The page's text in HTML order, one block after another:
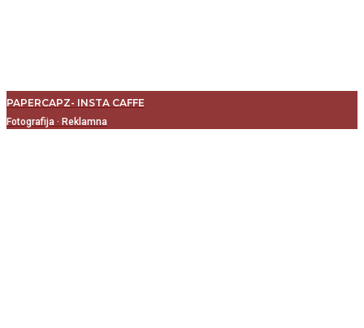
PAPERCAPZ- INSTA CAFFE
Fotografija · Reklamna